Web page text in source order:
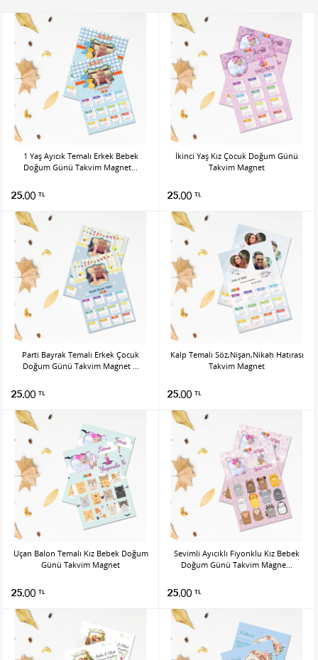
1 Yaş Ayıcık Temalı Erkek Bebek
Doğum Günü Takvim Magnet...
25.00 TL
İkinci Yaş Kız Çocuk Doğum Günü
Takvim Magnet
25.00 TL
Parti Bayrak Temalı Erkek Çocuk
Doğum Günü Takvim Magnet ...
25.00 TL
Kalp Temalı Söz,Nişan,Nikah Hatırası
Takvim Magnet
25.00 TL
Uçan Balon Temalı Kız Bebek Doğum
Günü Takvim Magnet
25.00 TL
Sevimli Ayıcıklı Fiyonklu Kız Bebek
Doğum Günü Takvim Magne...
25.00 TL